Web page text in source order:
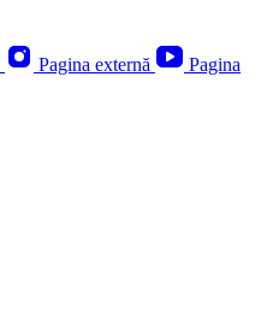
Pagina externă
Pagina